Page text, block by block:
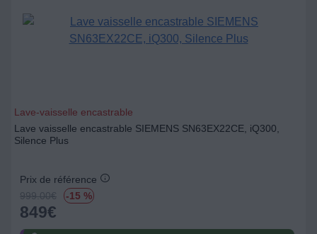
Lave-vaisselle encastrable
Lave vaisselle encastrable SIEMENS SN63EX22CE, iQ300,
Silence Plus
Prix de référence
999.00€ -15 %
849€